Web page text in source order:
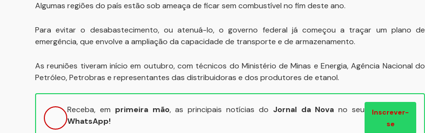
Algumas regiões do país estão sob ameaça de ficar sem combustível no fim deste ano.
Para evitar o desabastecimento, ou atenuá-lo, o governo federal já começou a traçar um plano de
emergência, que envolve a ampliação da capacidade de transporte e de armazenamento.
As reuniões tiveram início em outubro, com técnicos do Ministério de Minas e Energia, Agência Nacional do
Petróleo, Petrobras e representantes das distribuidoras e dos produtores de etanol.
Receba, em primeira mão, as principais notícias do Jornal da Nova no seu
WhatsApp!
Inscrever-
se